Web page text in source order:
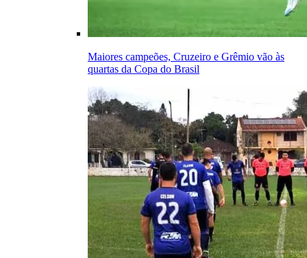
Maiores campeões, Cruzeiro e Grêmio vão às
quartas da Copa do Brasil